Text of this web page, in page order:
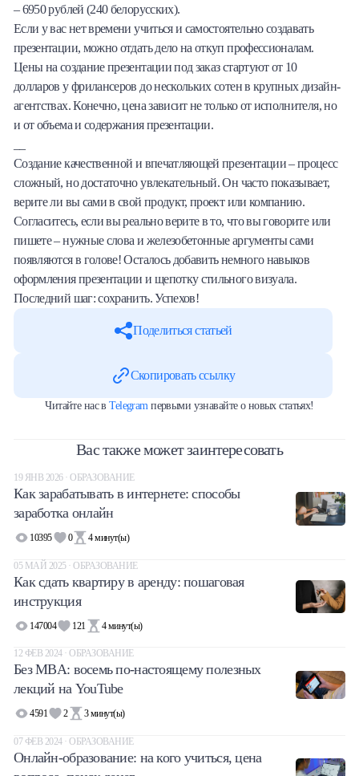
– 6950 рублей (240 белорусских).
Если у вас нет времени учиться и самостоятельно создавать
презентации, можно отдать дело на откуп профессионалам.
Цены на создание презентации под заказ стартуют от 10
долларов у фрилансеров до нескольких сотен в крупных дизайн-
агентствах. Конечно, цена зависит не только от исполнителя, но
и от объема и содержания презентации.
Создание качественной и впечатляющей презентации – процесс
сложный, но достаточно увлекательный. Он часто показывает,
верите ли вы сами в свой продукт, проект или компанию.
Согласитесь, если вы реально верите в то, что вы говорите или
пишете – нужные слова и железобетонные аргументы сами
появляются в голове! Осталось добавить немного навыков
оформления презентации и щепотку стильного визуала.
Последний шаг: сохранить. Успехов!
Поделиться статьей
Скопировать ссылку
Читайте нас вTelegramпервыми узнавайте о новых статьях!
Вас также может заинтересовать
19 ЯНВ 2026 · ОБРАЗОВАНИЕ
Как зарабатывать в интернете: способы
заработка онлайн
10395 0 4минут(ы)
05 МАЙ 2025 · ОБРАЗОВАНИЕ
Как сдать квартиру в аренду: пошаговая
инструкция
147004 121 4минут(ы)
12 ФЕВ 2024 · ОБРАЗОВАНИЕ
Без MBA: восемь по-настоящему полезных
лекций на YouTube
4591 2 3 минут(ы)
07 ФЕВ 2024 · ОБРАЗОВАНИЕ
Онлайн-образование: на кого учиться, цена